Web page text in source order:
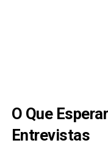
O Que
Entrevistas